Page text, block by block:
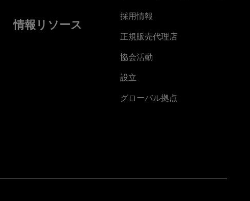
情報リソース
採用情報
正規販売代理店
協会活動
設立
グローバル拠点